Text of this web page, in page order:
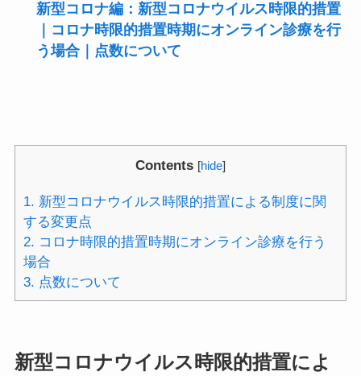
新型コロナ編：新型コロナウイルス時限的措置
｜コロナ時限的措置時期にオンライン診療を行
う場合｜点数について
Contents [hide]
1. 新型コロナウイルス時限的措置による制度に関
する変更点
2. コロナ時限的措置時期にオンライン診療を行う
場合
3. 点数について
新型コロナウイルス時限的措置によ